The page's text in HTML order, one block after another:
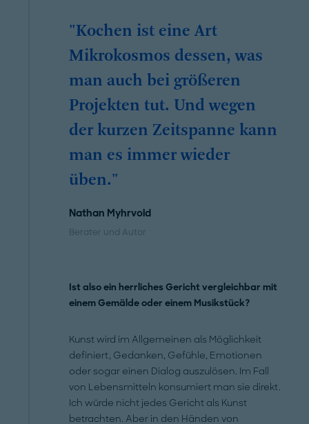
"Kochen ist eine Art
Mikrokosmos dessen, was
man auch bei größeren
Projekten tut. Und wegen
der kurzen Zeitspanne kann
man es immer wieder
üben."
Nathan Myhrvold
Berater und Autor
Ist also ein herrliches Gericht vergleichbar mit
einem Gemälde oder einem Musikstück?
Kunst wird im Allgemeinen als Möglichkeit
definiert, Gedanken, Gefühle, Emotionen
oder sogar einen Dialog auszulösen. Im Fall
von Lebensmitteln konsumiert man sie direkt.
Ich würde nicht jedes Gericht als Kunst
betrachten. Aber in den Händen von